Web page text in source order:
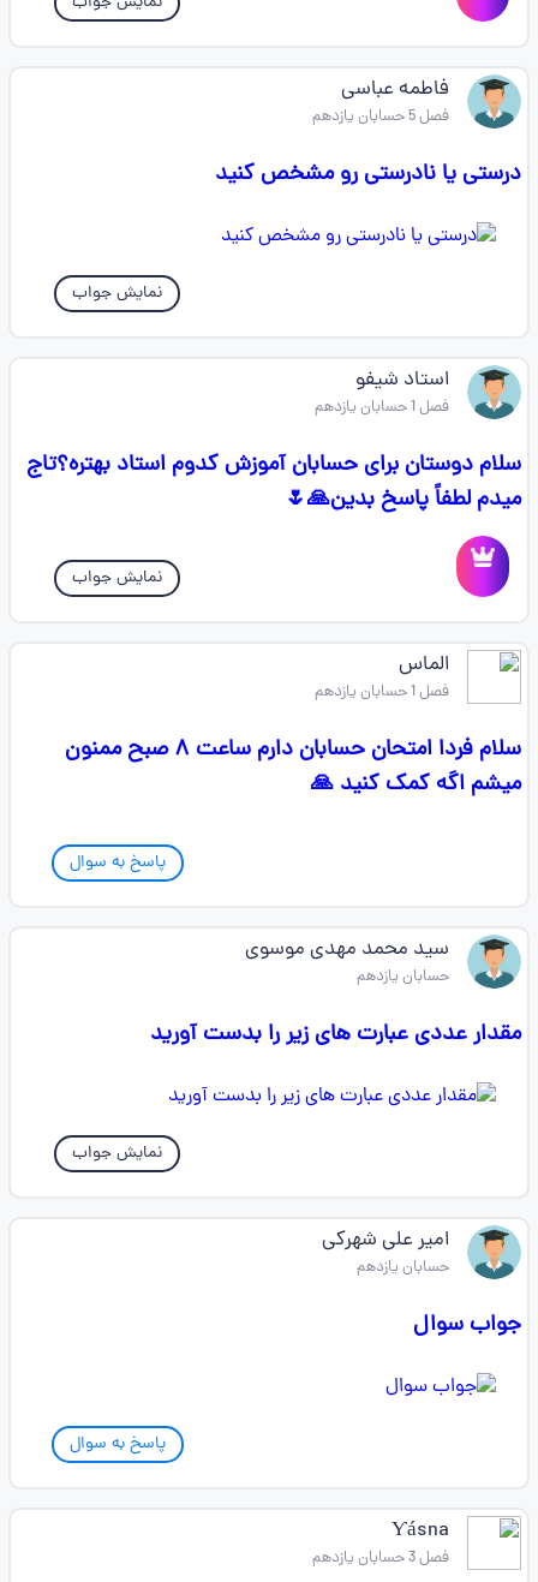
فاطمه عباسی
فصل 5 حسابان یازدهم
درستی یا نادرستی رو مشخص کنید
نمایش جواب
استاد شیفو
فصل 1 حسابان یازدهم
سلام دوستان برای حسابان آموزش کدوم استاد بهتره؟تاج
میدم لطفاً پاسخ بدین🙏🌷
نمایش جواب
الماس
فصل 1 حسابان یازدهم
سلام فردا امتحان حسابان دارم ساعت ۸ صبح ممنون
میشم اگه کمک کنید 🙏
پاسخ به سوال
سید محمد مهدی موسوی
حسابان یازدهم
مقدار عددی عبارت های زیر را بدست آورید
نمایش جواب
امیر علی شهرکی
حسابان یازدهم
جواب سوال
پاسخ به سوال
Ƴásna
فصل 3 حسابان یازدهم